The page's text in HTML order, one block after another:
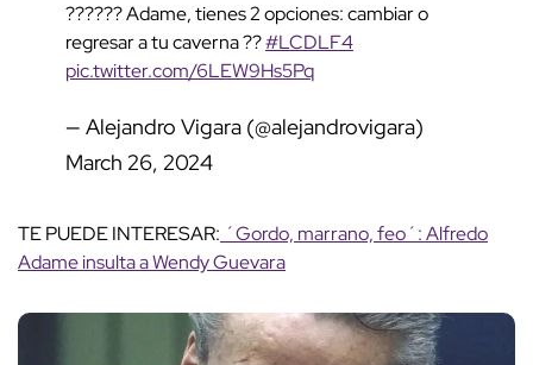
?????? Adame, tienes 2 opciones: cambiar o
regresar a tu caverna ??#LCDLF4
pic.twitter.com/6LEW9Hs5Pq
— Alejandro Vigara (@alejandrovigara)
March 26, 2024
TE PUEDE INTERESAR: ´Gordo, marrano, feo´: Alfredo
Adame insulta a Wendy Guevara